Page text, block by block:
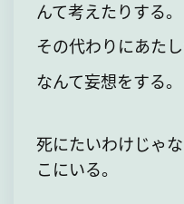
んて考えたりする。
その代わりにあた
なんて妄想をする。
死にたいわけじゃ
こにいる。